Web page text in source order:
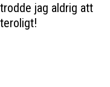
jag aldrig att